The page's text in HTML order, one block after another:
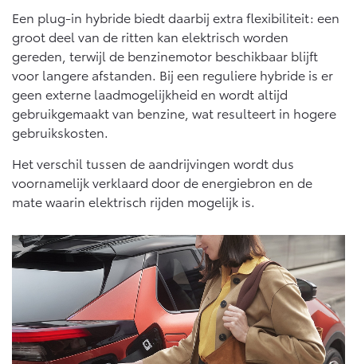
Toyota C-HR+
BATTERIJ-ELEKTRISCH
RAV4
PLUG-IN HYBRIDE
bZ4X
Vanaf € 39.995,-
bZ4X Touring
Vanaf € 48.995,-
Connected
Connected Services
MyToyota login
MyToyota App
Abonnementen
Multimedia
Connected check
Navigatie updates
Een plug-in hybride biedt daarbij extra flexibiliteit: een
groot deel van de ritten kan elektrisch worden
gereden, terwijl de benzinemotor beschikbaar blijft
voor langere afstanden. Bij een reguliere hybride is er
geen externe laadmogelijkheid en wordt altijd
gebruikgemaakt van benzine, wat resulteert in hogere
gebruikskosten.
Het verschil tussen de aandrijvingen wordt dus
voornamelijk verklaard door de energiebron en de
mate waarin elektrisch rijden mogelijk is.